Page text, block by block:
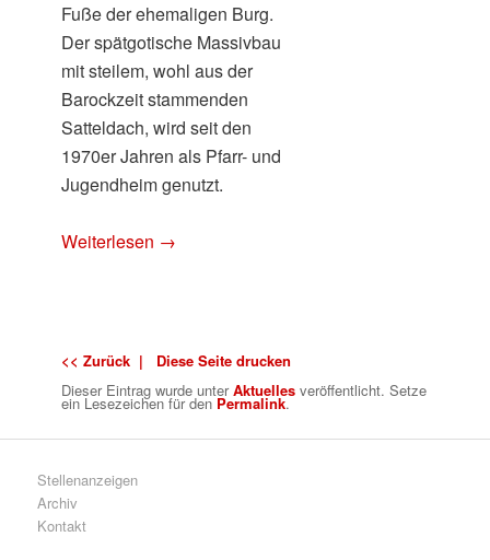
Fuße der ehemaligen Burg.
Der spätgotische Massivbau
mit steilem, wohl aus der
Barockzeit stammenden
Satteldach, wird seit den
1970er Jahren als Pfarr- und
Jugendheim genutzt.
Weiterlesen →
<< Zurück |
Diese Seite drucken
Dieser Eintrag wurdeunterAktuelles veröffentlicht. Setze
ein Lesezeichen für den Permalink.
Stellenanzeigen
Archiv
Kontakt